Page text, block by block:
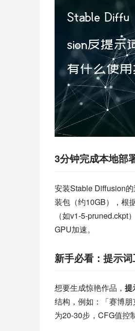
3分钟完成本地部
安装Stable Diffusion
装包（约10GB），根
（如v1-5-
GPU加速。
新手必看：提示
想要生成惊艳作品， 提
结构，例如：「赛博
为20-30步，CFG值控